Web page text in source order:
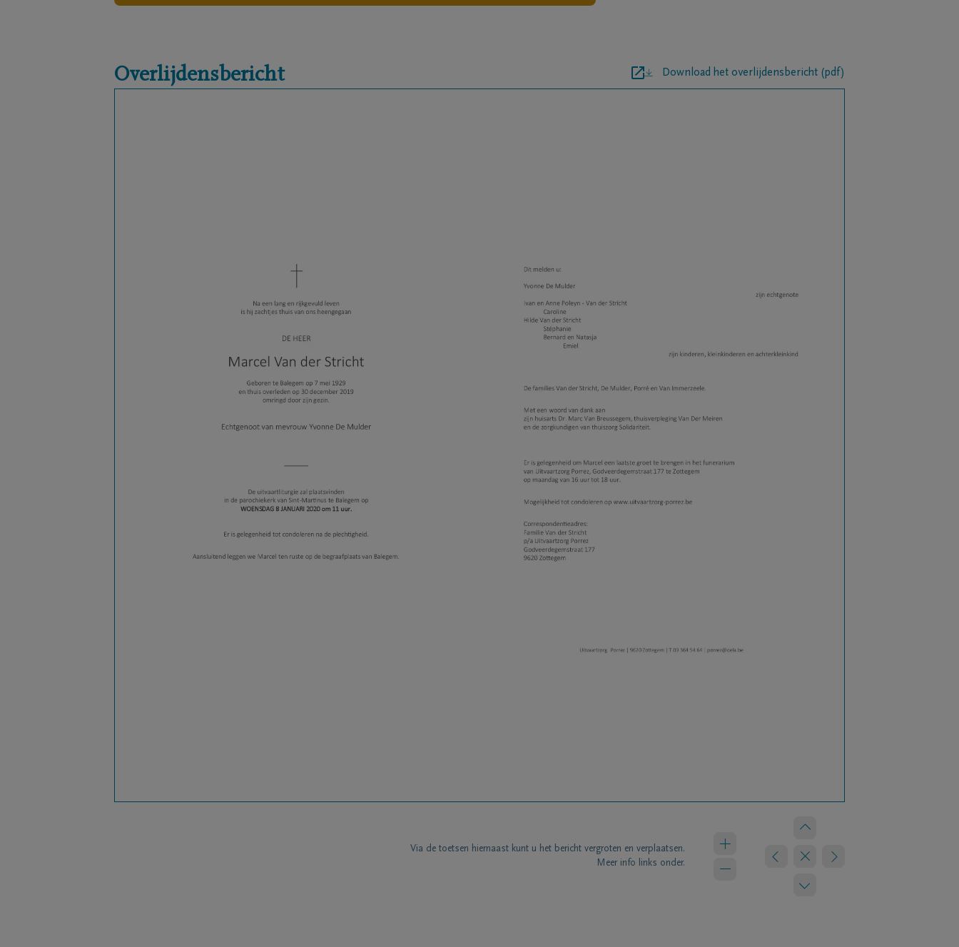
Overlijdensbericht Download het overlijdensbericht (pdf)
Via de toetsen hiernaast kunt u het bericht vergroten en verplaatsen.
Meer info links onder.